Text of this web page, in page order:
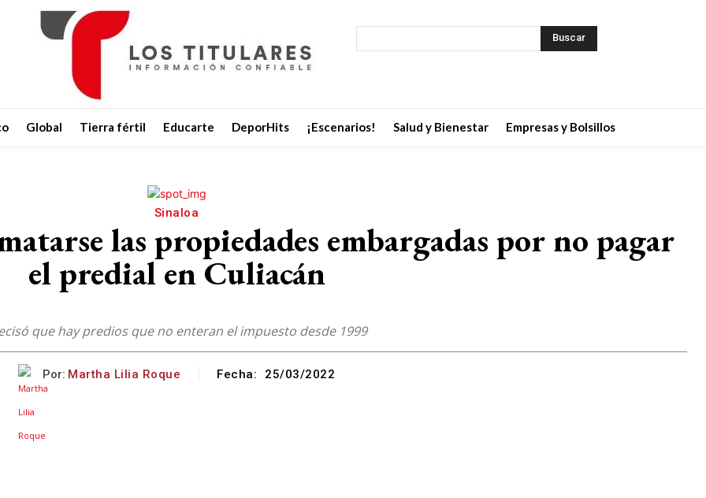
Buscar
Global Tierra fértil Educarte DeporHits ¡Escenarios! Salud y Bienestar Empresas y Bolsillos
Sinaloa
las propiedades embargadas por no pagar
el predial en Culiacán
que hay predios que no enteran el impuesto desde 1999
Por: Martha Lilia Roque Fecha: 25/03/2022